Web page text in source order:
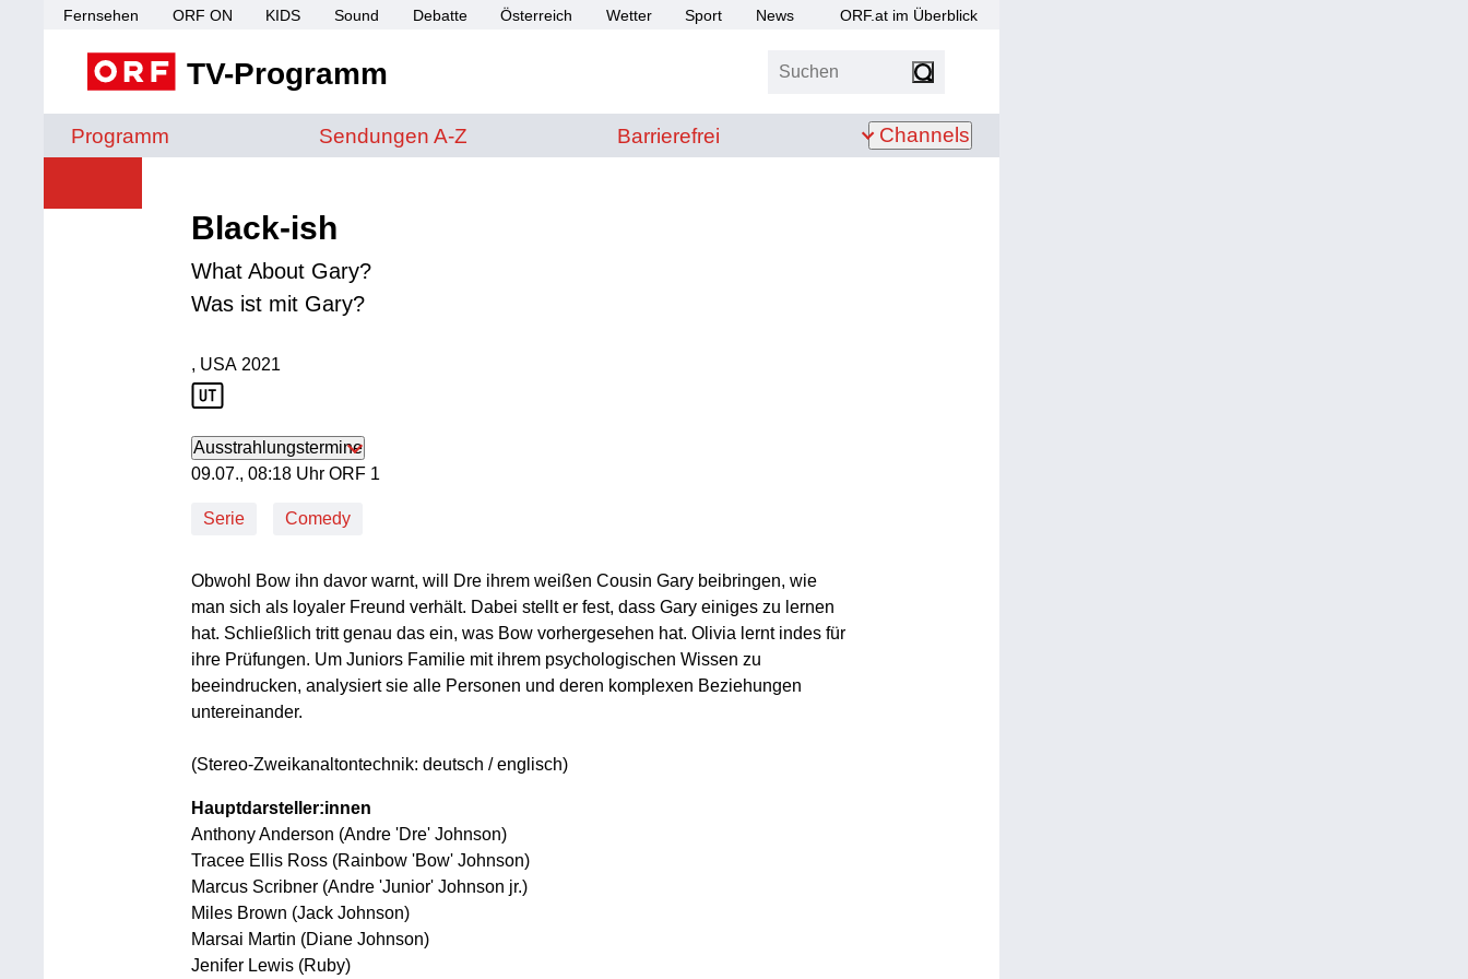
Fernsehen ORF ON KIDS Sound Debatte Österreich Wetter Sport News ORF.at im Überblick
TV-Programm Suchen
Programm Sendungen von A bis Z
Sendungen A-Z Barrierefrei
Barrierefrei Channels
Black-ish
What About Gary?
Was ist mit Gary?
Produktionsland: USA
, USA
Produktionsjahr: 2021
2021
Ausstrahlungstermine
09. Juli, 08:18 Uhr in ORF 1
09.07., 08:18 Uhr ORF 1
Serie Comedy
Obwohl Bow ihn davor warnt, will Dre ihrem weißen Cousin Gary beibringen, wie
man sich als loyaler Freund verhält. Dabei stellt er fest, dass Gary einiges zu lernen
hat. Schließlich tritt genau das ein, was Bow vorhergesehen hat. Olivia lernt indes für
ihre Prüfungen. Um Juniors Familie mit ihrem psychologischen Wissen zu
beeindrucken, analysiert sie alle Personen und deren komplexen Beziehungen
untereinander.
(Stereo-Zweikanaltontechnik: deutsch / englisch)
Hauptdarsteller:innen
Anthony Anderson (Andre 'Dre' Johnson)
Tracee Ellis Ross (Rainbow 'Bow' Johnson)
Marcus Scribner (Andre 'Junior' Johnson jr.)
Miles Brown (Jack Johnson)
Marsai Martin (Diane Johnson)
Jenifer Lewis (Ruby)